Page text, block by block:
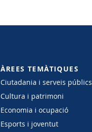
ÀREES TEMÀTIQUES
Ciutadania i serveis públics
Cultura i patrimoni
Economia i ocupació
Esports i joventut